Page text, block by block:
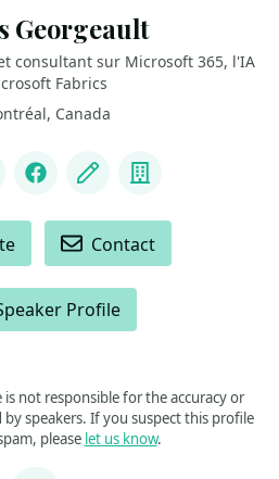
Georgeault
consultant sur Microsoft 365, l'IA
Fabrics
Canada
Facebook
Blog Company
Contact
Profile
is not responsible for the accuracy or
speakers. If you suspect this profile
please let us know.